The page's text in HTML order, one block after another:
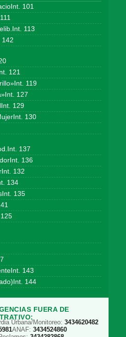
101
113
142
121
119
127
129
130
137
136
132
134
135
143
144
FUERA DE
Urbana/Monitoreo: 3434620482
ANAF: 3434524860